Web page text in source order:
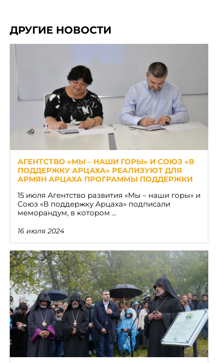
ДРУГИЕ НОВОСТИ
АГЕНТСТВО «МЫ – НАШИ ГОРЫ» И СОЮЗ «В
ПОДДЕРЖКУ АРЦАХА» РЕАЛИЗУЮТ ДЛЯ
АРМЯН АРЦАХА ПРОГРАММЫ ПОДДЕРЖКИ
15 июля Агентство развития «Мы – наши горы» и
Союз «В поддержку Арцаха» подписали
меморандум, в котором ...
16 июля 2024